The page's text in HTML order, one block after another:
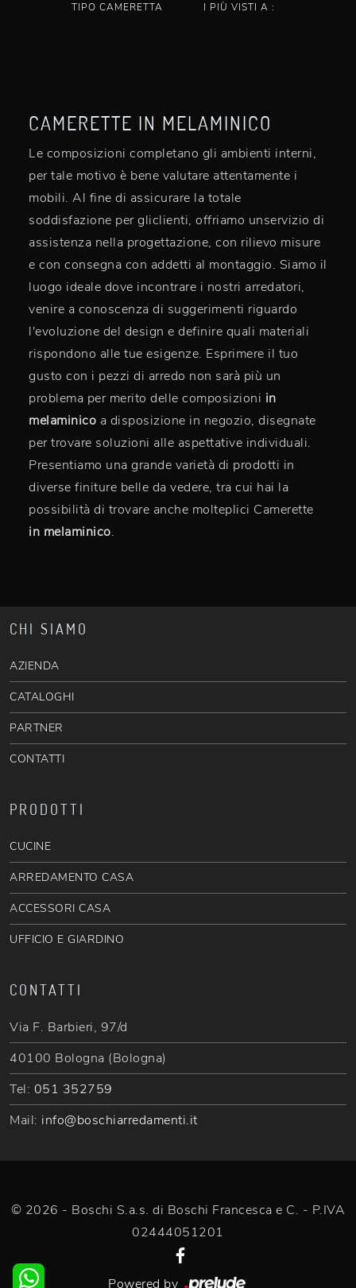
TIPO CAMERETTA I PIÙ VISTI A :
CAMERETTE IN MELAMINICO
Le composizioni completano gli ambienti interni,
per tale motivo è bene valutare attentamente i
mobili. Al fine di assicurare la totale
soddisfazione per gliclienti, offriamo unservizio di
assistenza nella progettazione, con rilievo misure
e con consegna con addetti al montaggio. Siamo il
luogo ideale dove incontrare i nostri arredatori,
venire a conoscenza di suggerimenti riguardo
l'evoluzione del design e definire quali materiali
rispondono alle tue esigenze. Esprimere il tuo
gusto con i pezzi di arredo non sarà più un
problema per merito delle composizioni in
melaminico a disposizione in negozio, disegnate
per trovare soluzioni alle aspettative individuali.
Presentiamo una grande varietà di prodotti in
diverse finiture belle da vedere, tra cui hai la
possibilità di trovare anche molteplici Camerette
in melaminico.
CHI SIAMO
AZIENDA
CATALOGHI
PARTNER
CONTATTI
PRODOTTI
CUCINE
ARREDAMENTO CASA
ACCESSORI CASA
UFFICIO E GIARDINO
CONTATTI
Via F. Barbieri, 97/d
40100 Bologna (Bologna)
Tel: 051 352759
Mail: info@boschiarredamenti.it
© 2026 - Boschi S.a.s. di Boschi Francesca e C. - P.IVA
02444051201
Powered by